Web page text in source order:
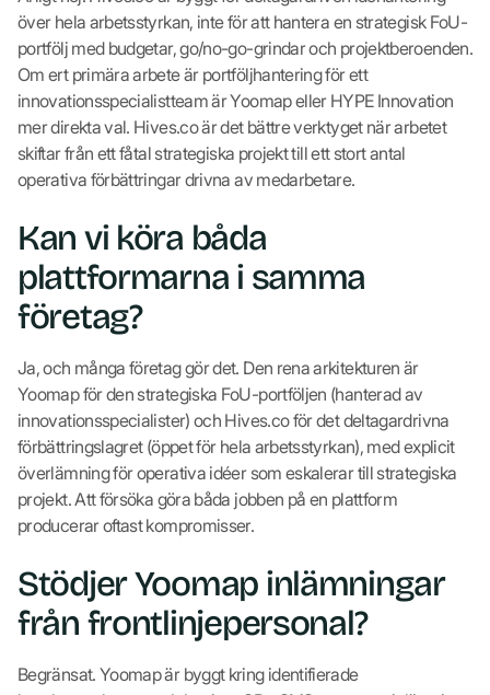
över hela arbetsstyrkan, inte för att hantera en strategisk FoU-
portfölj med budgetar, go/no-go-grindar och projektberoenden.
Om ert primära arbete är portföljhantering för ett
innovationsspecialistteam är Yoomap eller HYPE Innovation
mer direkta val. Hives.co är det bättre verktyget när arbetet
skiftar från ett fåtal strategiska projekt till ett stort antal
operativa förbättringar drivna av medarbetare.
Kan vi köra båda
plattformarna i samma
företag?
Ja, och många företag gör det. Den rena arkitekturen är
Yoomap för den strategiska FoU-portföljen (hanterad av
innovationsspecialister) och Hives.co för det deltagardrivna
förbättringslagret (öppet för hela arbetsstyrkan), med explicit
överlämning för operativa idéer som eskalerar till strategiska
projekt. Att försöka göra båda jobben på en plattform
producerar oftast kompromisser.
Stödjer Yoomap inlämningar
från frontlinjepersonal?
Begränsat. Yoomap är byggt kring identifierade